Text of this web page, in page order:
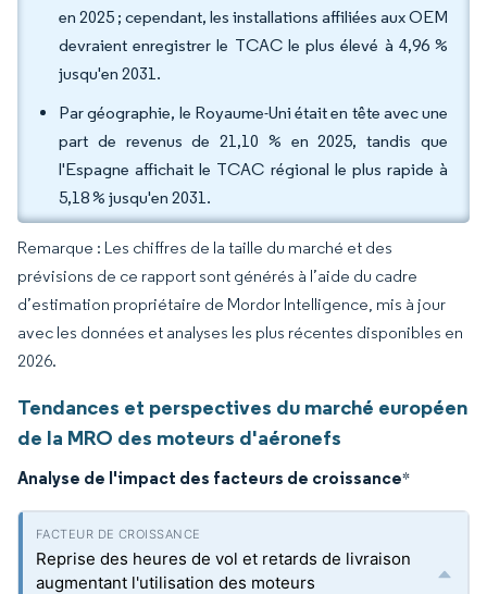
en 2025 ; cependant, les installations affiliées aux OEM
devraient enregistrer le TCAC le plus élevé à 4,96 %
jusqu'en 2031.
Par géographie, le Royaume-Uni était en tête avec une
part de revenus de 21,10 % en 2025, tandis que
l'Espagne affichait le TCAC régional le plus rapide à
5,18 % jusqu'en 2031.
Remarque : Les chiffres de la taille du marché et des
prévisions de ce rapport sont générés à l’aide du cadre
d’estimation propriétaire de Mordor Intelligence, mis à jour
avec les données et analyses les plus récentes disponibles en
2026.
Tendances et perspectives du marché européen
de la MRO des moteurs d'aéronefs
Analyse de l'impact des facteurs de croissance*
Reprise des heures de vol et retards de livraison
augmentant l'utilisation des moteurs